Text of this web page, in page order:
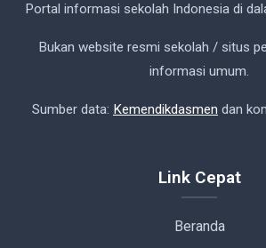
Portal informasi sekolah Indonesia di
Bukan website resmi sekolah / situs
informasi umum.
Sumber data: Kemendikdasmen dan
Link Cepat
Beranda